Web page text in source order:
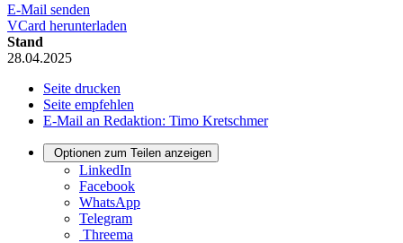
E-Mail senden
VCard herunterladen
Stand
28.04.2025
Seite drucken
Seite empfehlen
E-Mail an Redaktion: Timo Kretschmer
Optionen zum Teilen anzeigen
LinkedIn
Facebook
WhatsApp
Telegram
Threema